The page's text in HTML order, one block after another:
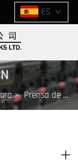
ES
>Prensa de freno NC PSN